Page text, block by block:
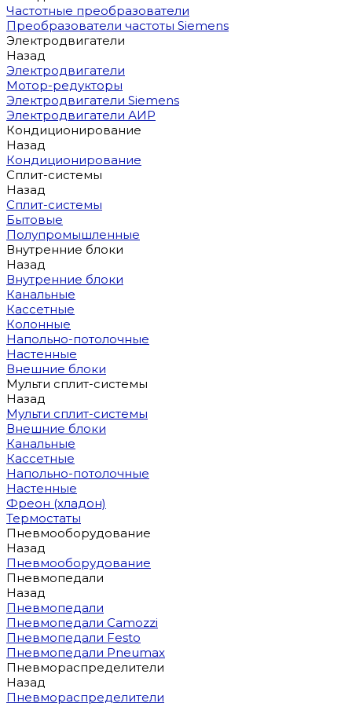
Частотные преобразователи
Преобразователи частоты Siemens
Электродвигатели
Назад
Электродвигатели
Мотор-редукторы
Электродвигатели Siemens
Электродвигатели АИР
Кондиционирование
Назад
Кондиционирование
Сплит-системы
Назад
Сплит-системы
Бытовые
Полупромышленные
Внутренние блоки
Назад
Внутренние блоки
Канальные
Кассетные
Колонные
Напольно-потолочные
Настенные
Внешние блоки
Мульти сплит-системы
Назад
Мульти сплит-системы
Внешние блоки
Канальные
Кассетные
Напольно-потолочные
Настенные
Фреон (хладон)
Термостаты
Пневмооборудование
Назад
Пневмооборудование
Пневмопедали
Назад
Пневмопедали
Пневмопедали Camozzi
Пневмопедали Festo
Пневмопедали Pneumax
Пневмораспределители
Назад
Пневмораспределители